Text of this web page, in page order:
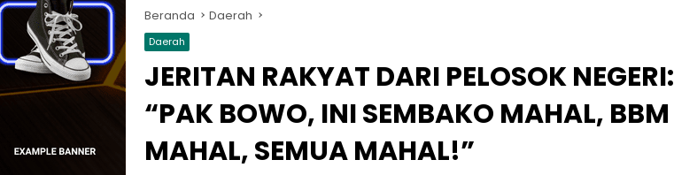
Beranda Daerah
Daerah
JERITAN RAKYAT DARI PELOSOK NEGERI:
“PAK BOWO, INI SEMBAKO MAHAL, BBM
MAHAL, SEMUA MAHAL!”